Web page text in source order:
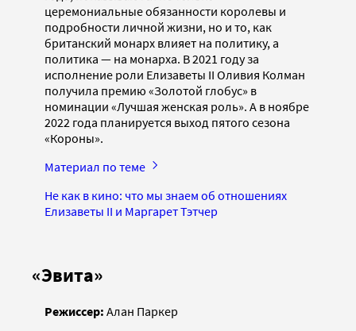
церемониальные обязанности королевы и
подробности личной жизни, но и то, как
британский монарх влияет на политику, а
политика — на монарха. В 2021 году за
исполнение роли Елизаветы II Оливия Колман
получила премию «Золотой глобус» в
номинации «Лучшая женская роль». А в ноябре
2022 года планируется выход пятого сезона
«Короны».
Материал по теме
Не как в кино: что мы знаем об отношениях
Елизаветы II и Маргарет Тэтчер
«Эвита»
Режиссер: Алан Паркер